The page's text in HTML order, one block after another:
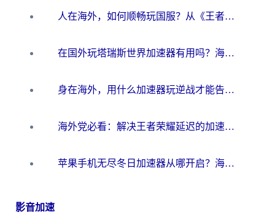
人在海外，如何顺畅玩国服？从《王者荣耀》到《云图计划》的加速器终极指南
在国外玩塔瑞斯世界加速器有用吗？海外玩家亲测后的真实答案
身在海外，用什么加速器玩逆战才能告别延迟？
海外党必看：解决王者荣耀延迟的加速器终极指南——从EVE到猫和老鼠，一个工具全搞定
苹果手机无尽冬日加速器从哪开启？海外玩家的冬日生存指南
影音加速